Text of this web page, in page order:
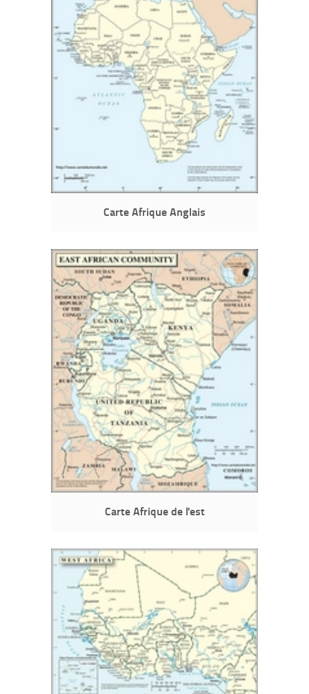
Carte Afrique Anglais
Carte Afrique de l'est